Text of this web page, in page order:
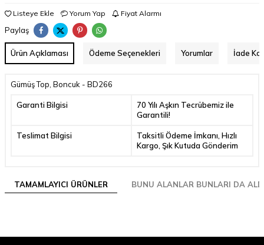
Listeye Ekle Yorum Yap Fiyat Alarmı
Paylaş
Ürün Açıklaması Ödeme Seçenekleri Yorumlar İade
Gümüş Top, Boncuk - BD266
Garanti Bilgisi
70 Yılı Aşkın Tecrübemiz ile
Garantili!
Teslimat Bilgisi
Taksitli Ödeme İmkanı, Hızlı
Kargo, Şık Kutuda Gönderim
TAMAMLAYICI ÜRÜNLER BUNU ALANLAR BUNLARI DA